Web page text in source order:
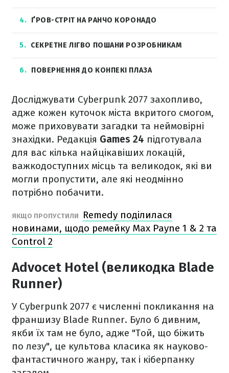
4 ҐРОВ-СТРІТ НА РАНЧО КОРОНАДО
5 СЕКРЕТНЕ ЛІГВО ПОШАНИ РОЗРОБНИКАМ
6 ПОВЕРНЕННЯ ДО КОНПЕКІ ПЛАЗА
Досліджувати Cyberpunk 2077 захопливо,
адже кожен куточок міста вкритого смогом,
може приховувати загадки та неймовірні
знахідки. Редакція Games 24 підготувала
для вас кілька найцікавіших локацій,
важкодоступних місць та великодок, які ви
могли пропустити, але які неодмінно
потрібно побачити.
ЯКЩО ПРОПУСТИЛИ
Remedy поділилася
новинами, щодо ремейку Max Payne 1 & 2 та
Control 2
Advocet Hotel (великодка Blade
Runner)
У Cyberpunk 2077 є численні покликання на
франшизу Blade Runner. Було б дивним,
якби їх там не було, адже "Той, що біжить
по лезу", це культова класика як науково-
фантастичного жанру, так і кіберпанку